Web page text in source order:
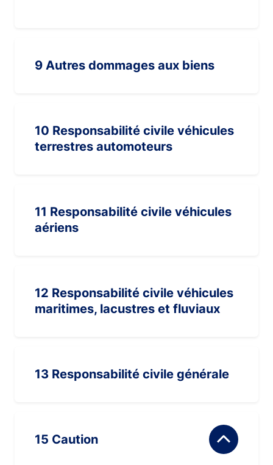
9 Autres dommages aux biens
10 Responsabilité civile véhicules
terrestres automoteurs
11 Responsabilité civile véhicules
aériens
12 Responsabilité civile véhicules
maritimes, lacustres et fluviaux
13 Responsabilité civile générale
15 Caution